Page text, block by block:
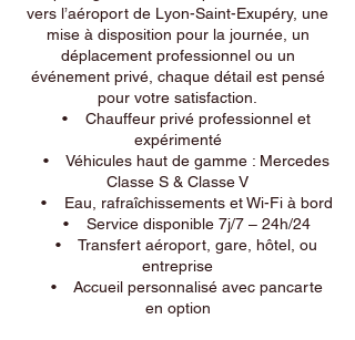
vers l’aéroport de Lyon-Saint-Exupéry, une
mise à disposition pour la journée, un
déplacement professionnel ou un
événement privé, chaque détail est pensé
pour votre satisfaction.
• Chauffeur privé professionnel et
expérimenté
• Véhicules haut de gamme : Mercedes
Classe S & Classe V
• Eau, rafraîchissements et Wi-Fi à bord
• Service disponible 7j/7 – 24h/24
• Transfert aéroport, gare, hôtel, ou
entreprise
• Accueil personnalisé avec pancarte
en option